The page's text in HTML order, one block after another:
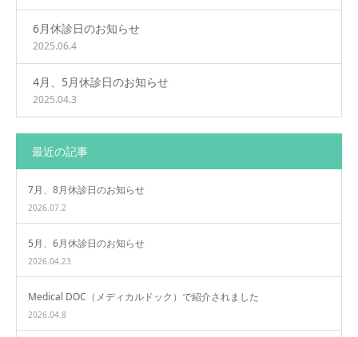
6月休診日のお知らせ
2025.06.4
4月、5月休診日のお知らせ
2025.04.3
最近の記事
7月、8月休診日のお知らせ
2026.07.2
5月、6月休診日のお知らせ
2026.04.23
Medical DOC（メディカルドック）で紹介されました
2026.04.8